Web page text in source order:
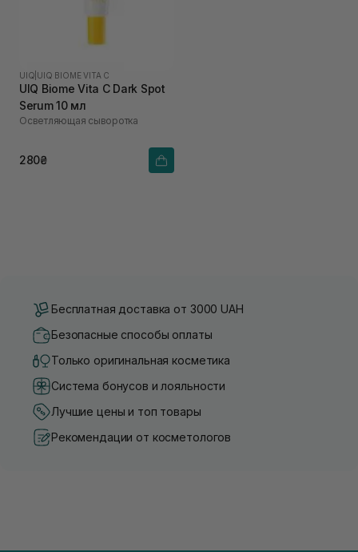
UIQ UIQ BIOME VITA C
UIQ Biome Vita C Dark Spot
Serum 10 мл
Осветляющая сыворотка
280₴
Бесплатная доставка от 3000 UAH
Безопасные способы оплаты
Только оригинальная косметика
Система бонусов и лояльности
Лучшие цены и топ товары
Рекомендации от косметологов